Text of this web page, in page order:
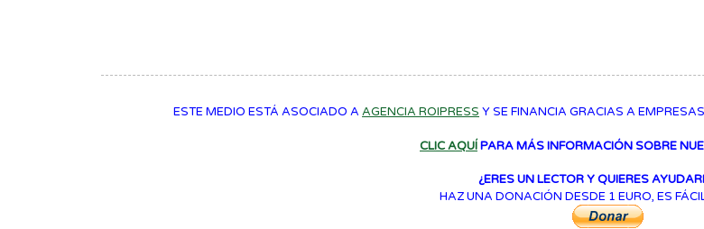
ESTE MEDIO ESTÁ ASOCIADO A AGENCIA ROIPRESS Y SE FINANCIA GRACIAS A
CLIC AQUÍPARA MÁS INFORMACIÓN SOBRE
¿ERES UN LECTOR Y QUIERES
HAZ UNA DONACIÓN DESDE 1 EURO, ES